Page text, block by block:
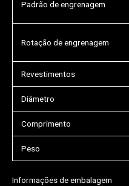
Padrão de engrenagem
Rotação de engrenagem
Revestimentos
Diâmetro
Comprimento
Peso
Informações de embalagem